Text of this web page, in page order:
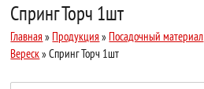
Спринг Торч 1шт
Главная » Продукция » Посадочный материал
Вереск» Спринг Торч 1шт